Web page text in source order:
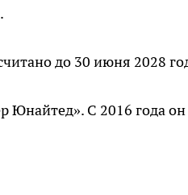
до 30 июня 2028
С 2016 года